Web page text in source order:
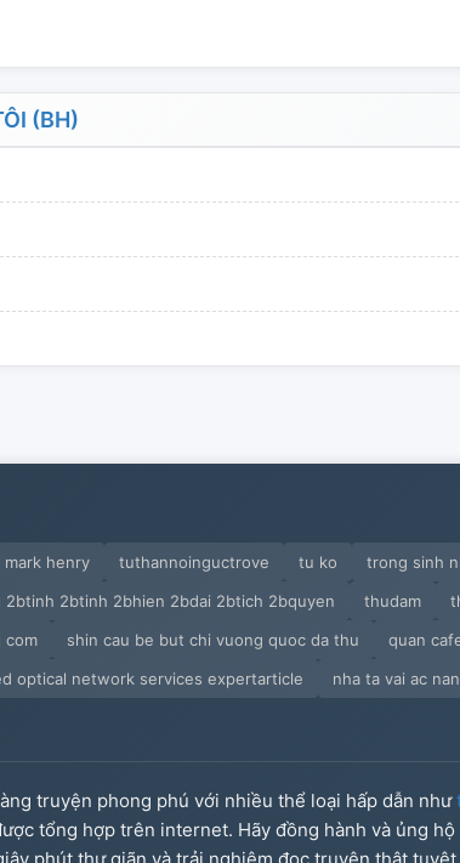
(BH)
mark henry tuthannoinguctrove tu ko
trong sinh
2btinh 2bhien 2bdai 2btich 2bquyen thudam
com shin cau be but chi vuong quoc da thu
quan
optical network services expertarticle
nha ta vai ac
truyện phong phú với nhiều thể loại hấp dẫn như
tổng hợp trên internet. Hãy đồng hành và ủng